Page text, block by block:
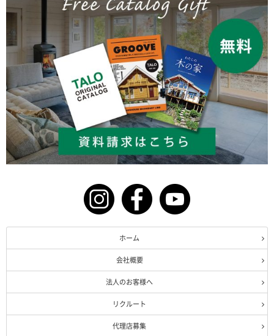
ホーム
会社概要
法人のお客様へ
リクルート
代理店募集